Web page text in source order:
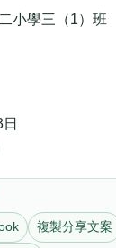
學三（1）班
複製分享文案